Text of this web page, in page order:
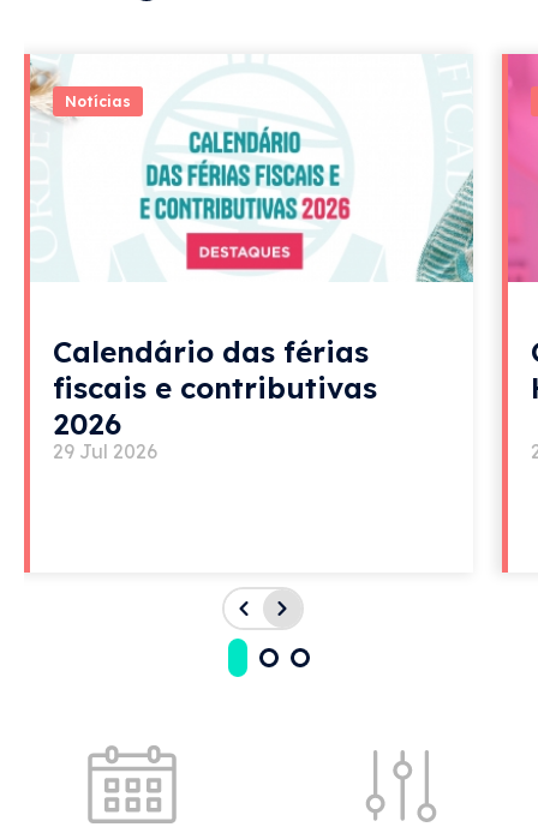
Notícias
Calendário das férias
fiscais e contributivas
2026
29 Jul 2026